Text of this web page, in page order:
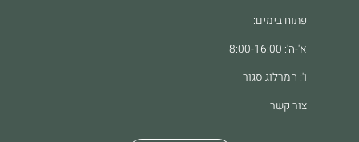
פתוח בימים:
א'-ה': 8:00-16:00
ו': המרלוג סגור
צור קשר